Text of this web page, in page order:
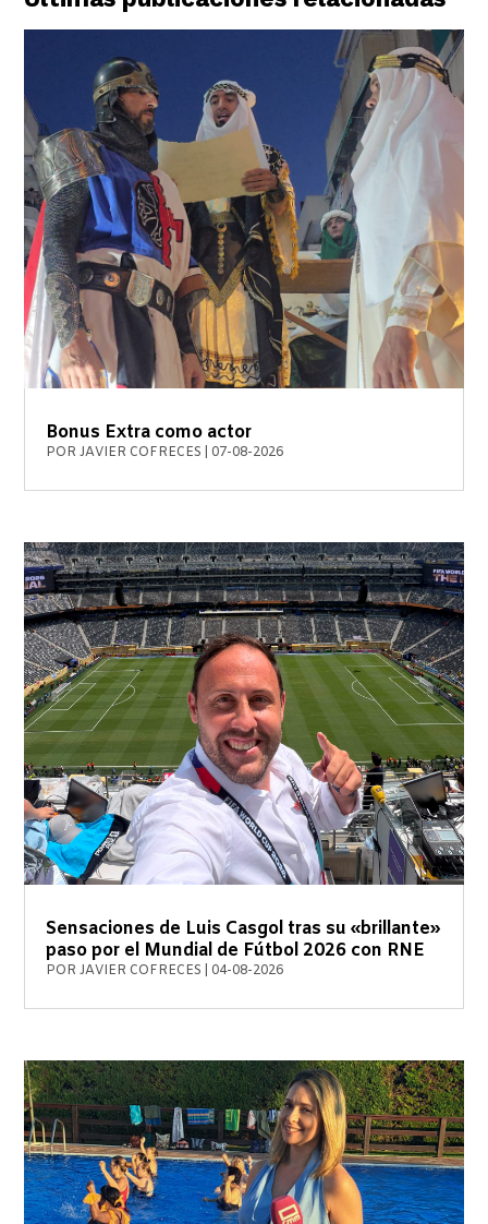
Bonus Extra como actor
PORJAVIER COFRECES 07-08-2026
Sensaciones de Luis Casgol tras su «brillante»
paso por el Mundial de Fútbol 2026 con RNE
PORJAVIER COFRECES 04-08-2026